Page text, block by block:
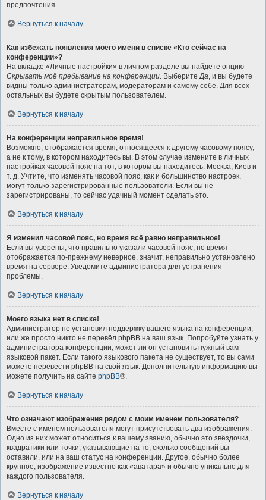
предпочтения.
Вернуться к началу
Как избежать появления моего имени в списке «Кто сейчас на
конференции»?
На вкладке «Личные настройки» в личном разделе вы найдёте опцию
Скрывать моё пребывание на конференции. ВыберитеДа, и вы будете
видны только администраторам, модераторам и самому себе. Для всех
остальных вы будете скрытым пользователем.
Вернуться к началу
На конференции неправильное время!
Возможно, отображается время, относящееся к другому часовому поясу,
а не к тому, в котором находитесь вы. В этом случае измените в личных
настройках часовой пояс на тот, в котором вы находитесь: Москва, Киев и
т. д. Учтите, что изменять часовой пояс, как и большинство настроек,
могут только зарегистрированные пользователи. Если вы не
зарегистрированы, то сейчас удачный момент сделать это.
Вернуться к началу
Я изменил часовой пояс, но время всё равно неправильное!
Если вы уверены, что правильно указали часовой пояс, но время
отображается по-прежнему неверное, значит, неправильно установлено
время на сервере. Уведомите администратора для устранения
проблемы.
Вернуться к началу
Моего языка нет в списке!
Администратор не установил поддержку вашего языка на конференции,
или же просто никто не перевёл phpBB на ваш язык. Попробуйте узнать у
администратора конференции, может ли он установить нужный вам
языковой пакет. Если такого языкового пакета не существует, то вы сами
можете перевести phpBB на свой язык. Дополнительную информацию вы
можете получить на сайте phpBB®.
Вернуться к началу
Что означают изображения рядом с моим именем пользователя?
Вместе с именем пользователя могут присутствовать два изображения.
Одно из них может относиться к вашему званию, обычно это звёздочки,
квадратики или точки, указывающие на то, сколько сообщений вы
оставили, или на ваш статус на конференции. Другое, обычно более
крупное, изображение известно как «аватара» и обычно уникально для
каждого пользователя.
Вернуться к началу